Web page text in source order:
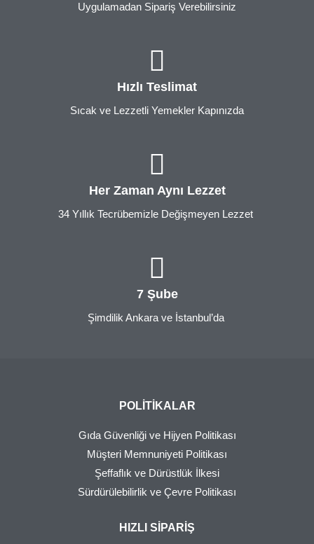
Uygulamadan Sipariş Verebilirsiniz
Hızlı Teslimat
Sıcak ve Lezzetli Yemekler Kapınızda
Her Zaman Aynı Lezzet
34 Yıllık Tecrübemizle Değişmeyen Lezzet
7 Şube
Şimdilik Ankara ve İstanbul’da
POLITIKALAR
Gıda Güvenliği ve Hijyen Politikası
Müşteri Memnuniyeti Politikası
Şeffaflık ve Dürüstlük İlkesi
Sürdürülebilirlik ve Çevre Politikası
HIZLI SIPARIŞ